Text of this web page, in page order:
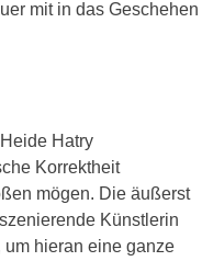
mit in das Geschehen
Hatry
Korrektheit
mögen. Die äußerst
Künstlerin
hieran eine ganze